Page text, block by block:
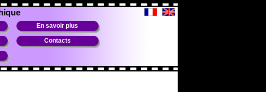
En savoir plus
Contacts